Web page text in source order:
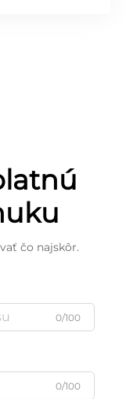
čo najskôr.
0/100
0/100